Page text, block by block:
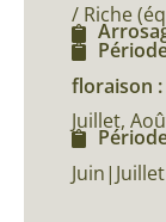
/ Riche
floraison :
Juillet,